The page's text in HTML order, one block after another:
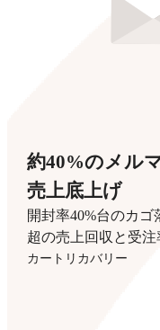
約40%のメル
売上底上げ
開封率40%台のカ
超の売上回収と受注
カートリカバリー